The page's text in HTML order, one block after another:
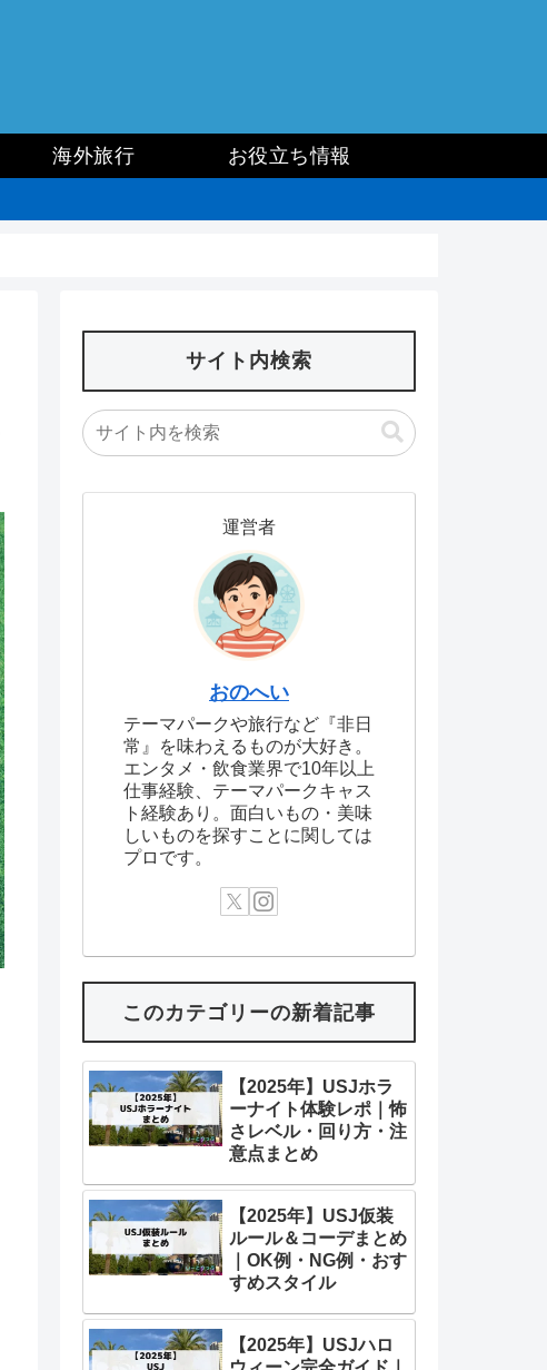
海外旅行 お役立ち情報
サイト内検索
運営者
おのへい
テーマパークや旅行など『非日
常』を味わえるものが大好き。
エンタメ・飲食業界で10年以上
仕事経験、テーマパークキャス
ト経験あり。面白いもの・美味
しいものを探すことに関しては
プロです。
このカテゴリーの新着記事
【2025年】USJホラ
ーナイト体験レポ｜怖
さレベル・回り方・注
意点まとめ
【2025年】USJ仮装
ルール＆コーデまとめ
｜OK例・NG例・おす
すめスタイル
【2025年】USJハロ